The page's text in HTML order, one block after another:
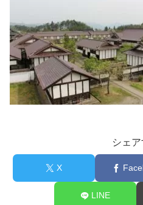
シェア
X
LINE